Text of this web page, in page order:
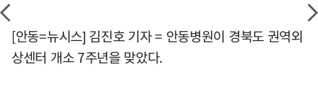
[안동=뉴시스] 김진호 기자 = 안동병원이 경북도 권역외
상센터 개소 7주년을 맞았다.